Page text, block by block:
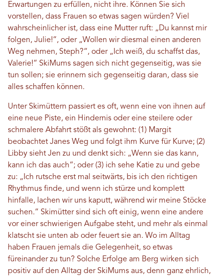
Erwartungen zu erfüllen, nicht ihre. Können Sie sich
vorstellen, dass Frauen so etwas sagen würden? Viel
wahrscheinlicher ist, dass eine Mutter ruft: „Du kannst mir
folgen, Julie!“, oder „Wollen wir diesmal einen anderen
Weg nehmen, Steph?“, oder „Ich weiß, du schaffst das,
Valerie!“ SkiMums sagen sich nicht gegenseitig, was sie
tun sollen; sie erinnern sich gegenseitig daran, dass sie
alles schaffen können.
Unter Skimüttern passiert es oft, wenn eine von ihnen auf
eine neue Piste, ein Hindernis oder eine steilere oder
schmalere Abfahrt stößt als gewohnt: (1) Margit
beobachtet Janes Weg und folgt ihm Kurve für Kurve; (2)
Libby sieht Jen zu und denkt sich: „Wenn sie das kann,
kann ich das auch“; oder (3) ich sehe Katie zu und gebe
zu: „Ich rutsche erst mal seitwärts, bis ich den richtigen
Rhythmus finde, und wenn ich stürze und komplett
hinfalle, lachen wir uns kaputt, während wir meine Stöcke
suchen.“ Skimütter sind sich oft einig, wenn eine andere
vor einer schwierigen Aufgabe steht, und mehr als einmal
klatscht sie unten ab oder feuert sie an. Wo im Alltag
haben Frauen jemals die Gelegenheit, so etwas
füreinander zu tun? Solche Erfolge am Berg wirken sich
positiv auf den Alltag der SkiMums aus, denn ganz ehrlich,